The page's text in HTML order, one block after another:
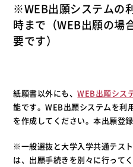
※WEB出願システムの
時まで（WEB出願の場
要です）
紙願書以外にも、WEB出願シス
能です。WEB出願システムを利
を作成してください。本出願登
※一般選抜と大学入学共通テス
は、出願手続きを別々に行ってく